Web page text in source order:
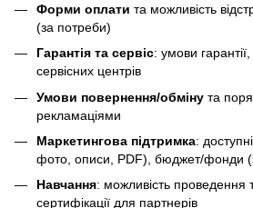
Форми оплати та можливість
(за потреби)
Гарантія та сервіс: умови
сервісних центрів
Умови повернення/обміну та
рекламаціями
Маркетингова підтримка:
фото, описи, PDF), бюджет/фонди
Навчання: можливість проведення
сертифікації для партнерів